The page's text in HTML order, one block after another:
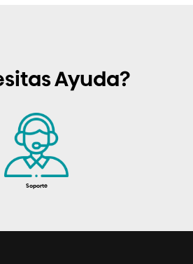
Ayuda?
Soporte